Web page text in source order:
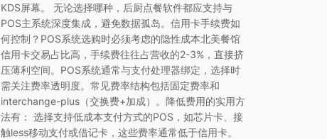
KDS屏幕。 无论选择哪种，后厨点餐软件都应支持与
POS主系统深度集成，避免数据孤岛。信用卡手续费如
何控制？POS系统选购时必须考虑的隐性成本北美餐馆
信用卡交易占比高，手续费往往占营收的2-3%，直接挤
压薄利空间。POS系统通常与支付处理器绑定，选择时
需关注费率透明度。常见费率结构包括固定费率和
interchange-plus（交换费+加成）。降低费用的实用方
法有： 选择支持低成本支付方式的POS，如芯片卡、接
触less移动支付或借记卡，这些费率通常低于信用卡。